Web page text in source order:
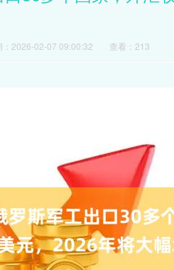
：2026-02-07 09:00:32 查看：213